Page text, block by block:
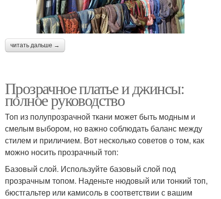
читать дальше →
Прозрачное платье и джинсы:
полное руководство
Топ из полупрозрачной ткани может быть модным и
смелым выбором, но важно соблюдать баланс между
стилем и приличием. Вот несколько советов о том, как
можно носить прозрачный топ:
Базовый слой. Используйте базовый слой под
прозрачным топом. Наденьте нюдовый или тонкий топ,
бюстгальтер или камисоль в соответствии с вашим